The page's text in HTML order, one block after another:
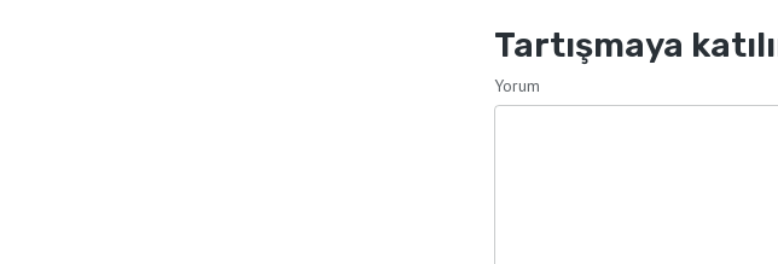
Tartışmaya
Yorum